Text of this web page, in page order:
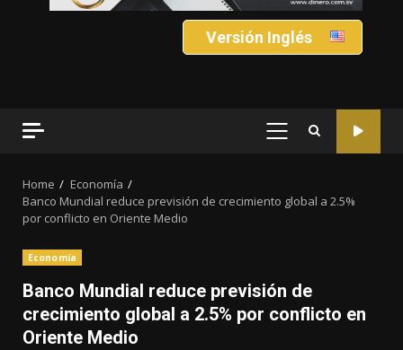
Versión Inglés
PRIMARY
Home
Economía
Banco Mundial reduce previsión de crecimiento global a 2.5%
por conflicto en Oriente Medio
Economía
Banco Mundial reduce previsión de
crecimiento global a 2.5% por conflicto en
Oriente Medio